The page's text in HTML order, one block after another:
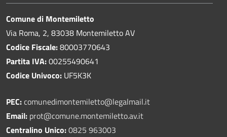
Comune di Montemiletto
Via Roma, 2, 83038 Montemiletto AV
Codice Fiscale:80003770643
Partita IVA:00255490641
Codice Univoco: UF5K3K
PEC:comunedimontemiletto@legalmail.it
Email: prot@comune.montemiletto.av.it
Centralino Unico:0825 963003